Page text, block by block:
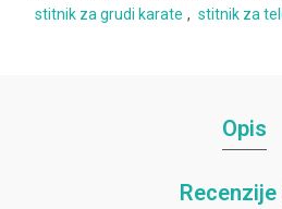
stitnik za grudi karate , stitnik za
Opis
Recenzije